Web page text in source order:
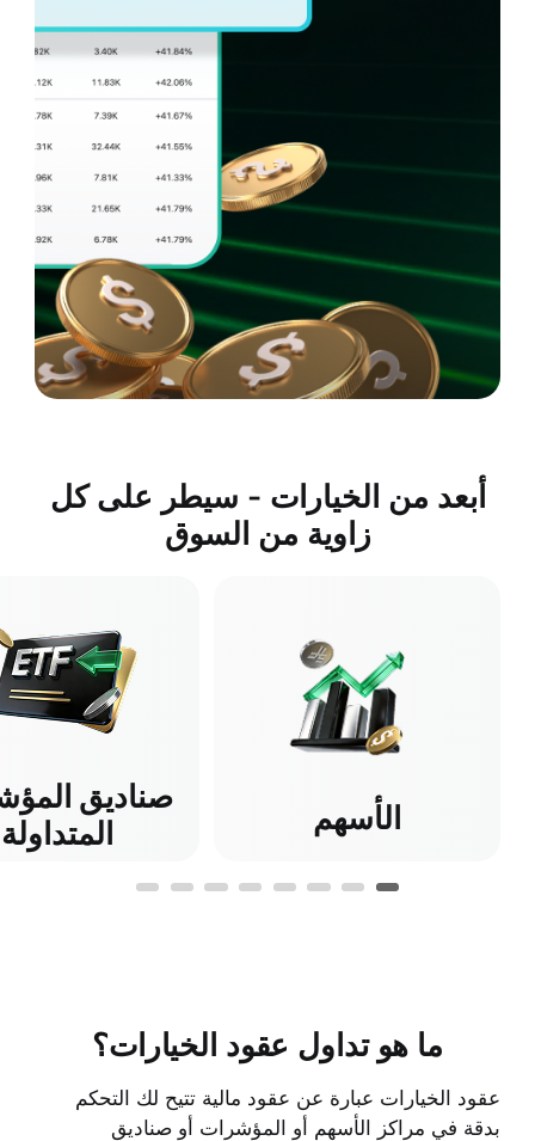
أبعد من الخيارات - سيطر على كل
زاوية من السوق
الأسهم
صناديق
المتداولة
ما هو تداول عقود الخيارات؟
عقود الخيارات عبارة عن عقود مالية تتيح لك التحكم
بدقة في مراكز الأسهم أو المؤشرات أو صناديق